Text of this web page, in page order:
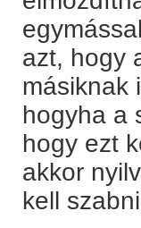
azt, hogy
másiknak
hogyha a
hogy ezt
akkor
kell